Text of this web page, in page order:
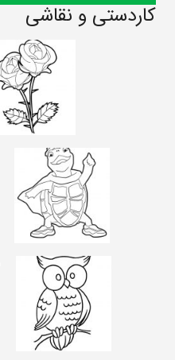
کاردستی و نقاشی